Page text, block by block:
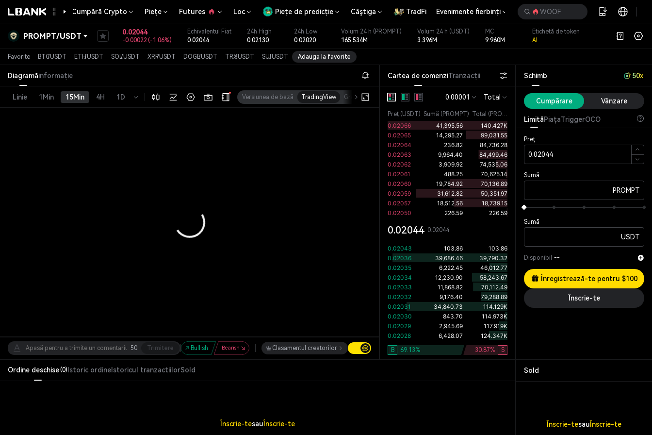
Cumpără Crypto Piețe Futures Loc Piețe de predicție Câştiga TradFi Evenimente fierbinți WOOF
PROMPT/USDT 0.02044
-0.00022(-1.06%)
Echivalentul Fiat
0.02044
24h High
0.02130
24h Low
0.02020
Volum 24 h (PROMPT)
165.534M
Volum 24 h (USDT)
3.396M
MC
9.960M
Etichetă de token
AI
Favorite BTC/USDT ETH/USDT SOL/USDT XRP/USDT DOGE/USDT TRX/USDT SUI/USDT Adauga la favorite
Diagramăinformație
Linie 1Min 15Min 4H 1D Versiunea de bază TradingView Grad MC
50 Trimitere Bullish Bearish Clasamentul creatorilor
Cartea de comenziTranzacții
0.00001 Total
Preț (USDT) Sumă ( PROMPT) Total (PROMPT)
0.02044 0.02044
B 69.13% 30.87% S
Ordine deschise(0) Istoric ordine Istoricul tranzactiilorSold
Înscrie-tesauÎnscrie-te
Schimb 50x
Cumpărare Vânzare
LimităPiațaTriggerOCO
Preț
Sumă
PROMPT
Sumă
USDT
Disponibil --
Înscrie-te
Înregistrează-te pentru $100
Sold
Înscrie-tesauÎnscrie-te